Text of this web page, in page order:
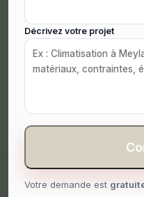
Décrivez votre projet
Votre demande est